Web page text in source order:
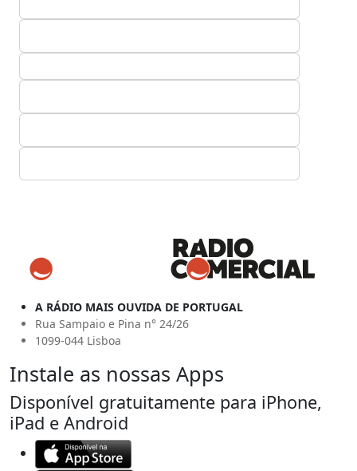
A RÁDIO MAIS OUVIDA DE PORTUGAL
Rua Sampaio e Pina n° 24/26
1099-044 Lisboa
Instale as nossas Apps
Disponível gratuitamente para iPhone,
iPad e Android